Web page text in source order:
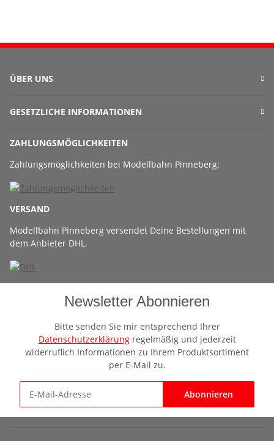
ÜBER UNS
GESETZLICHE INFORMATIONEN
ZAHLUNGSMÖGLICHKEITEN
Zahlungsmöglichkeiten bei Modellbahn Pinneberg:
VERSAND
Modellbahn Pinneberg versendet Deine Bestellungen mit
dem Anbieter DHL.
Newsletter Abonnieren
Bitte senden Sie mir entsprechend Ihrer
Datenschutzerklärungregelmäßig und jederzeit
widerruflich Informationen zu Ihrem Produktsortiment
per E-Mail zu.
Abonnieren